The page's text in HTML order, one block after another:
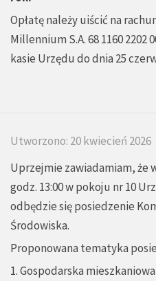
Opłatę należy uiścić na
Millennium S.A. 68 1160 2202
kasie Urzędu do dnia 25
Utworzono: 20 kwiecień 2026
Uprzejmie zawiadamiam, że
godz. 13:00 w pokoju nr 10
odbędzie się posiedzenie
Środowiska.
Proponowana tematyka
1. Gospodarska